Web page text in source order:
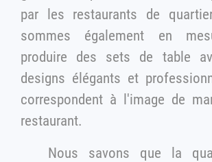
par les restaurants de quartier. Nous
sommes également en
produire des sets de table avec des
designs élégants et
correspondent à l'image de
restaurant.
Nous savons que la qualité de